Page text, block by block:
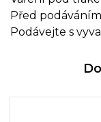
Před
Podávejte s